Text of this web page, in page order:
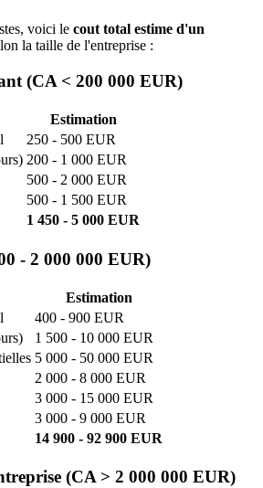
voici le cout total estime d'un
la taille de l'entreprise :
(CA < 200 000 EUR)
Estimation
250 - 500 EUR
200 - 1 000 EUR
500 - 2 000 EUR
500 - 1 500 EUR
1 450 - 5 000 EUR
- 2 000 000 EUR)
Estimation
400 - 900 EUR
1 500 - 10 000 EUR
5 000 - 50 000 EUR
2 000 - 8 000 EUR
3 000 - 15 000 EUR
3 000 - 9 000 EUR
14 900 - 92 900 EUR
(CA > 2 000 000 EUR)